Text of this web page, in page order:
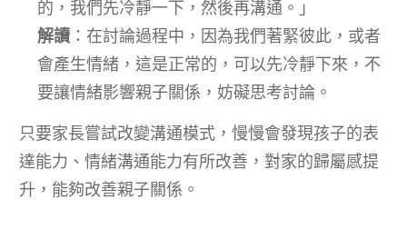
的，我們先冷靜一下，然後再溝通。」
解讀 ：在討論過程中，因為我們著緊彼此，或者
會產生情緒，這是正常的，可以先冷靜下來，不
要讓情緒影響親子關係，妨礙思考討論。
只要家長嘗試改變溝通模式，慢慢會發現孩子的表
達能力、情緒溝通能力有所改善，對家的歸屬感提
升，能夠改善親子關係。